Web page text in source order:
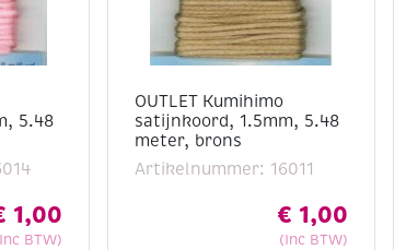
5.48
1,00
BTW)
OUTLET Kumihimo
satijnkoord, 1.5mm, 5.48
meter, brons
Artikelnummer: 16011
€ 1,00
(Inc BTW)